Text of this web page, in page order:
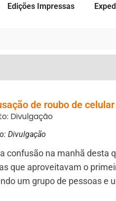
Edições Impressas
de roubo de
Divulgação
confusão na manhã desta
que aproveitavam o
um grupo de pessoas e